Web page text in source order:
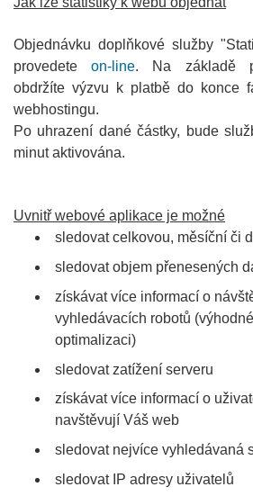
Objednávku doplňkové služby
provedeteon-line. Na základě
obdržíte výzvu k platbě do konce
webhostingu.
Po uhrazení dané částky, bude
minut aktivována.
Uvnitř webové aplikace je možné
sledovat celkovou, měsíční či
sledovat objem přenesených
získávat více informací o
vyhledávacích robotů
optimalizaci)
sledovat zatížení serveru
získávat více informací o
navštěvují Váš web
sledovat nejvíce vyhledávaná
sledovat IP adresy uživatelů